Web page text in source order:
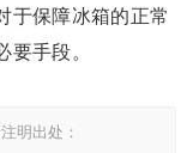
于保障冰箱的正常
手段。
明出处：